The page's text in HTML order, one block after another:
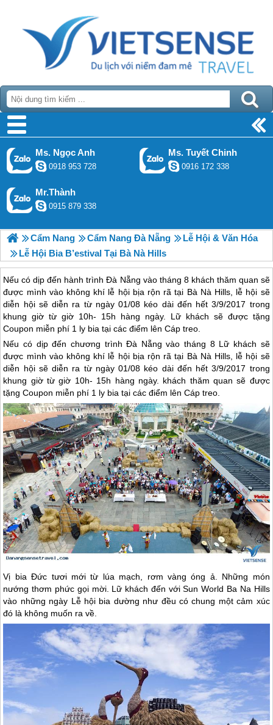
Ms. Ngọc Anh
0918 953 728
Ms. Tuyết Chinh
0916 172 338
Mr.Thành
0915 879 338
Cẩm Nang Cẩm Nang Đà Nẵng
Lễ Hội & Văn Hóa
Lễ Hội Bia B’estival Tại Bà Nà Hills
Nếu có dịp đến hành trình Đà Nẵng vào tháng 8 khách thăm quan sẽ
được mình vào không khí lễ hội bịa rộn rã tại Bà Nà Hills, lễ hội sẽ
diễn hội sẽ diễn ra từ ngày 01/08 kéo dài đến hết 3/9/2017 trong
khung giờ từ giờ 10h- 15h hàng ngày. Lữ khách sẽ được tặng
Coupon miễn phí 1 ly bia tại các điểm lên Cáp treo.
Nếu có dịp đến chương trìnhĐà Nẵng vào tháng 8 Lữ khách sẽ
được mình vào không khí lễ hội bịa rộn rã tại Bà Nà Hills, lễ hội sẽ
diễn hội sẽ diễn ra từ ngày 01/08 kéo dài đến hết 3/9/2017 trong
khung giờ từ giờ 10h- 15h hàng ngày. khách thăm quan sẽ được
tặng Coupon miễn phí 1 ly bia tại các điểm lên Cáp treo.
Vị bia Đức tươi mới từ lúa mạch, rơm vàng óng ả. Những món
nướng thơm phức gọi mời. Lữ khách đến với Sun World Ba Na Hills
vào những ngày Lễ hội bia dường như đều có chung một cảm xúc
đó là không muốn ra về.